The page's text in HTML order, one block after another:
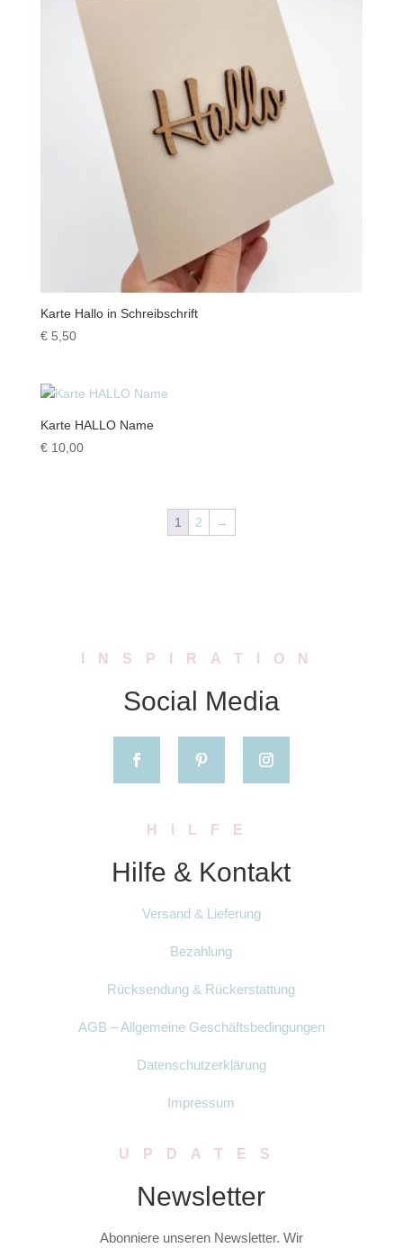
Karte Hallo in Schreibschrift
€5,50
Karte HALLO Name
€10,00
1 2 →
INSPIRATION
Social Media
HILFE
Hilfe & Kontakt
Versand & Lieferung
Bezahlung
Rücksendung & Rückerstattung
AGB – Allgemeine Geschäftsbedingungen
Datenschutzerklärung
Impressum
UPDATES
Newsletter
Abonniere unseren Newsletter. Wir